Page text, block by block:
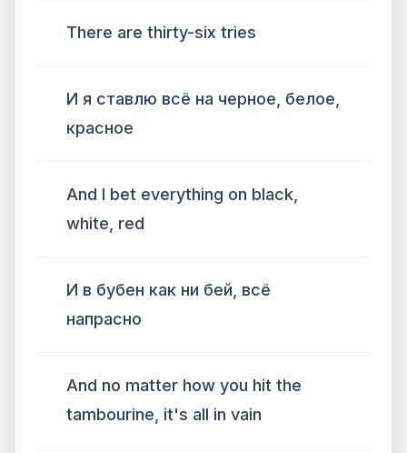
There are thirty-six tries
И я ставлю всё на черное, белое,
красное
And I bet everything on black,
white, red
И в бубен как ни бей, всё
напрасно
And no matter how you hit the
tambourine, it's all in vain